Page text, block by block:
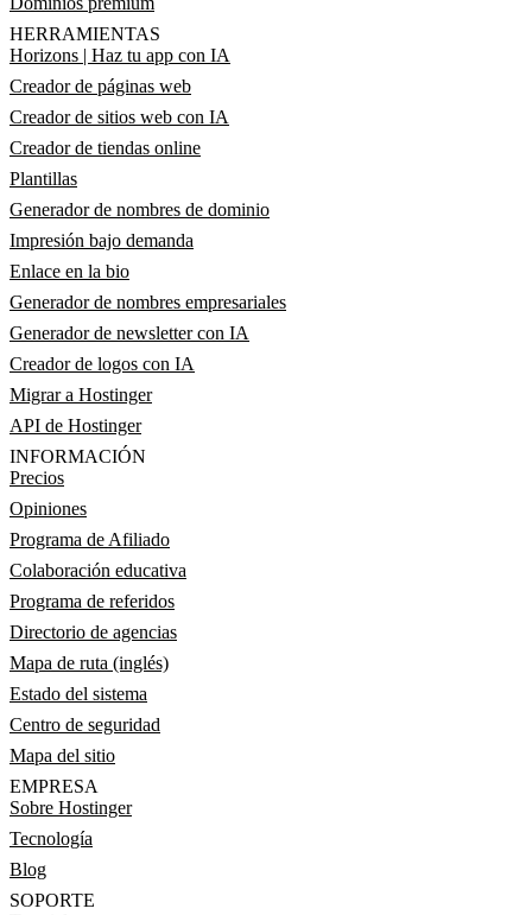
HERRAMIENTAS
Horizons | Haz tu app con IA
Creador de páginas web
Creador de sitios web con IA
Creador de tiendas online
Plantillas
Generador de nombres de dominio
Impresión bajo demanda
Enlace en la bio
Generador de nombres empresariales
Generador de newsletter con IA
Creador de logos con IA
Migrar a Hostinger
API de Hostinger
INFORMACIÓN
Precios
Opiniones
Programa de Afiliado
Colaboración educativa
Programa de referidos
Directorio de agencias
Mapa de ruta (inglés)
Estado del sistema
Centro de seguridad
Mapa del sitio
EMPRESA
Sobre Hostinger
Tecnología
Blog
SOPORTE